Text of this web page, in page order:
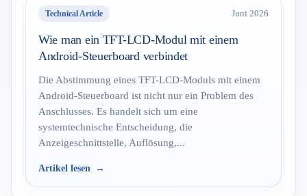
Technical Article Juni 2026
Wie man ein TFT-LCD-Modul mit einem
Android-Steuerboard verbindet
Die Abstimmung eines TFT-LCD-Moduls mit einem
Android-Steuerboard ist nicht nur ein Problem des
Anschlusses. Es handelt sich um eine
systemtechnische Entscheidung, die
Anzeigeschnittstelle, Auflösung,...
Artikel lesen